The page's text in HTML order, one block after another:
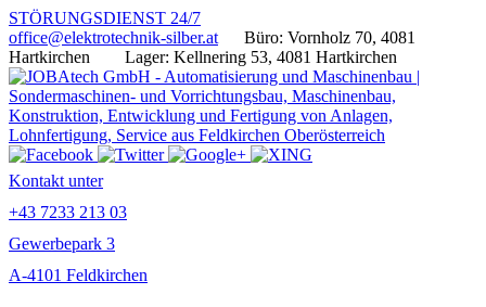
STÖRUNGSDIENST 24/7
office@elektrotechnik-silber.at
Büro: Vornholz 70, 4081
Hartkirchen Lager: Kellnering 53, 4081 Hartkirchen
Kontakt unter
+43 7233 213 03
Gewerbepark 3
A-4101 Feldkirchen